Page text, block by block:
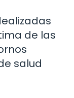
de las
salud